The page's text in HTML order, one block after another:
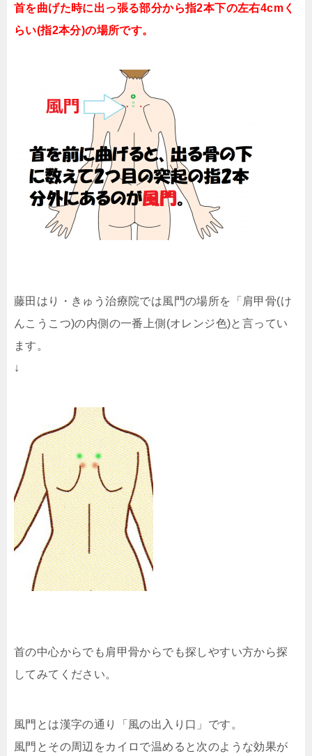
首を曲げた時に出っ張る部分から指2本下の左右4cmく
らい(指2本分)の場所です。
藤田はり・きゅう治療院では風門の場所を「肩甲骨(け
んこうこつ)の内側の一番上側(オレンジ色)と言ってい
ます。
↓
首の中心からでも肩甲骨からでも探しやすい方から探
してみてください。
風門とは漢字の通り「風の出入り口」です。
風門とその周辺をカイロで温めると次のような効果が